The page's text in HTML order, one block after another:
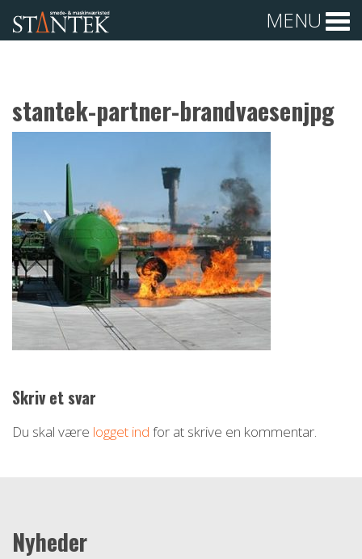
MENU
stantek-partner-brandvaesenjpg
Skriv et svar
Du skal være logget ind for at skrive en kommentar.
Nyheder